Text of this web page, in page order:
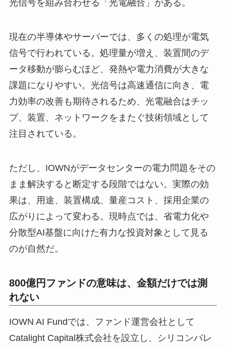
光信号を組み合わせる「光電融合」がある。
現在の半導体やサーバーでは、多くの処理が電気
信号で行われている。処理量が増え、装置間のデ
ータ移動が膨らむほど、発熱や電力消費が大きな
課題になりやすい。光信号は高速通信に向き、電
力効率の改善も期待されるため、光電融合はチッ
プ、装置、ネットワークをまたぐ技術領域として
注目されている。
ただし、IOWNがデータセンターの電力問題をその
まま解決すると断定する段階ではない。実際の効
果は、用途、装置構成、量産コスト、採用企業の
広がりによって変わる。現時点では、省電力化や
分散型AI基盤に向けた有力な投資対象として見る
のが自然だ。
800億円ファンドの意味は、金額だけでは測
れない
IOWN AI Fundでは、ファンド運営会社として
Catalight Capital株式会社を設立し、シリコンバレ